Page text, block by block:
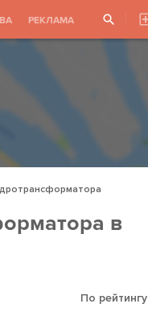
РЕКЛАМА
в
По рейтингу